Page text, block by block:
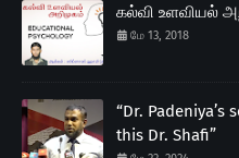
கல்வி உளவியல்
மே 13, 2018
“Dr.
this Dr. Shafi”